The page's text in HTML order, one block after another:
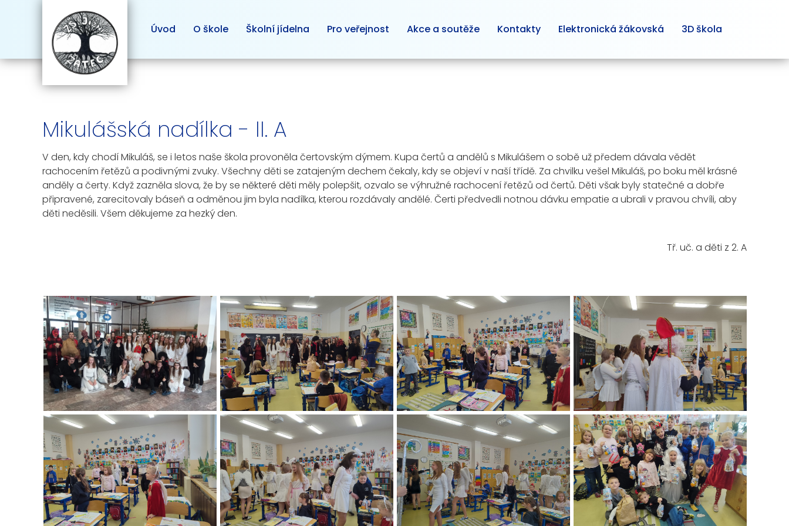
Úvod O škole Školní jídelna Pro veřejnost Akce a soutěže Kontakty Elektronická žákovská 3D škola
Mikulášská nadílka - II. A
V den, kdy chodí Mikuláš, se i letos naše škola provoněla čertovským dýmem. Kupa čertů a andělů s Mikulášem o sobě už předem dávala vědět
rachocením řetězů a podivnými zvuky. Všechny děti se zatajeným dechem čekaly, kdy se objeví v naší třídě. Za chvilku vešel Mikuláš, po boku měl krásné
anděly a čerty. Když zazněla slova, že by se některé děti měly polepšit, ozvalo se výhružné rachocení řetězů od čertů. Děti však byly statečné a dobře
připravené, zarecitovaly báseň a odměnou jim byla nadílka, kterou rozdávaly andělé. Čerti předvedli notnou dávku empatie a ubrali v pravou chvíli, aby
děti neděsili. Všem děkujeme za hezký den.
Tř. uč. a děti z 2. A